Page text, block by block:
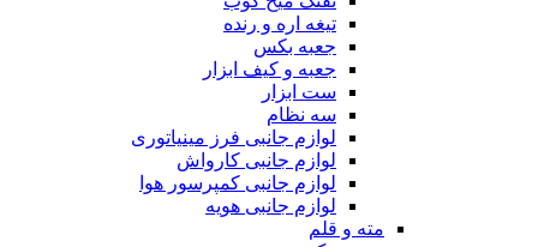
تیغه اره و رنده
جعبه بکس
جعبه و کیف ابزار
ست ابزار
سه نظام
لوازم جانبی فرز مینیاتوری
لوازم جانبی کارواش
لوازم جانبی کمپرسور هوا
لوازم جانبی هویه
مته و قلم